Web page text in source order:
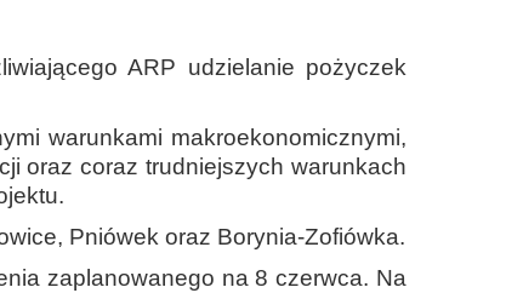
ARP udzielanie pożyczek
warunkami makroekonomicznymi,
oraz coraz trudniejszych warunkach
Pniówek oraz Borynia-Zofiówka.
zaplanowanego na 8 czerwca. Na